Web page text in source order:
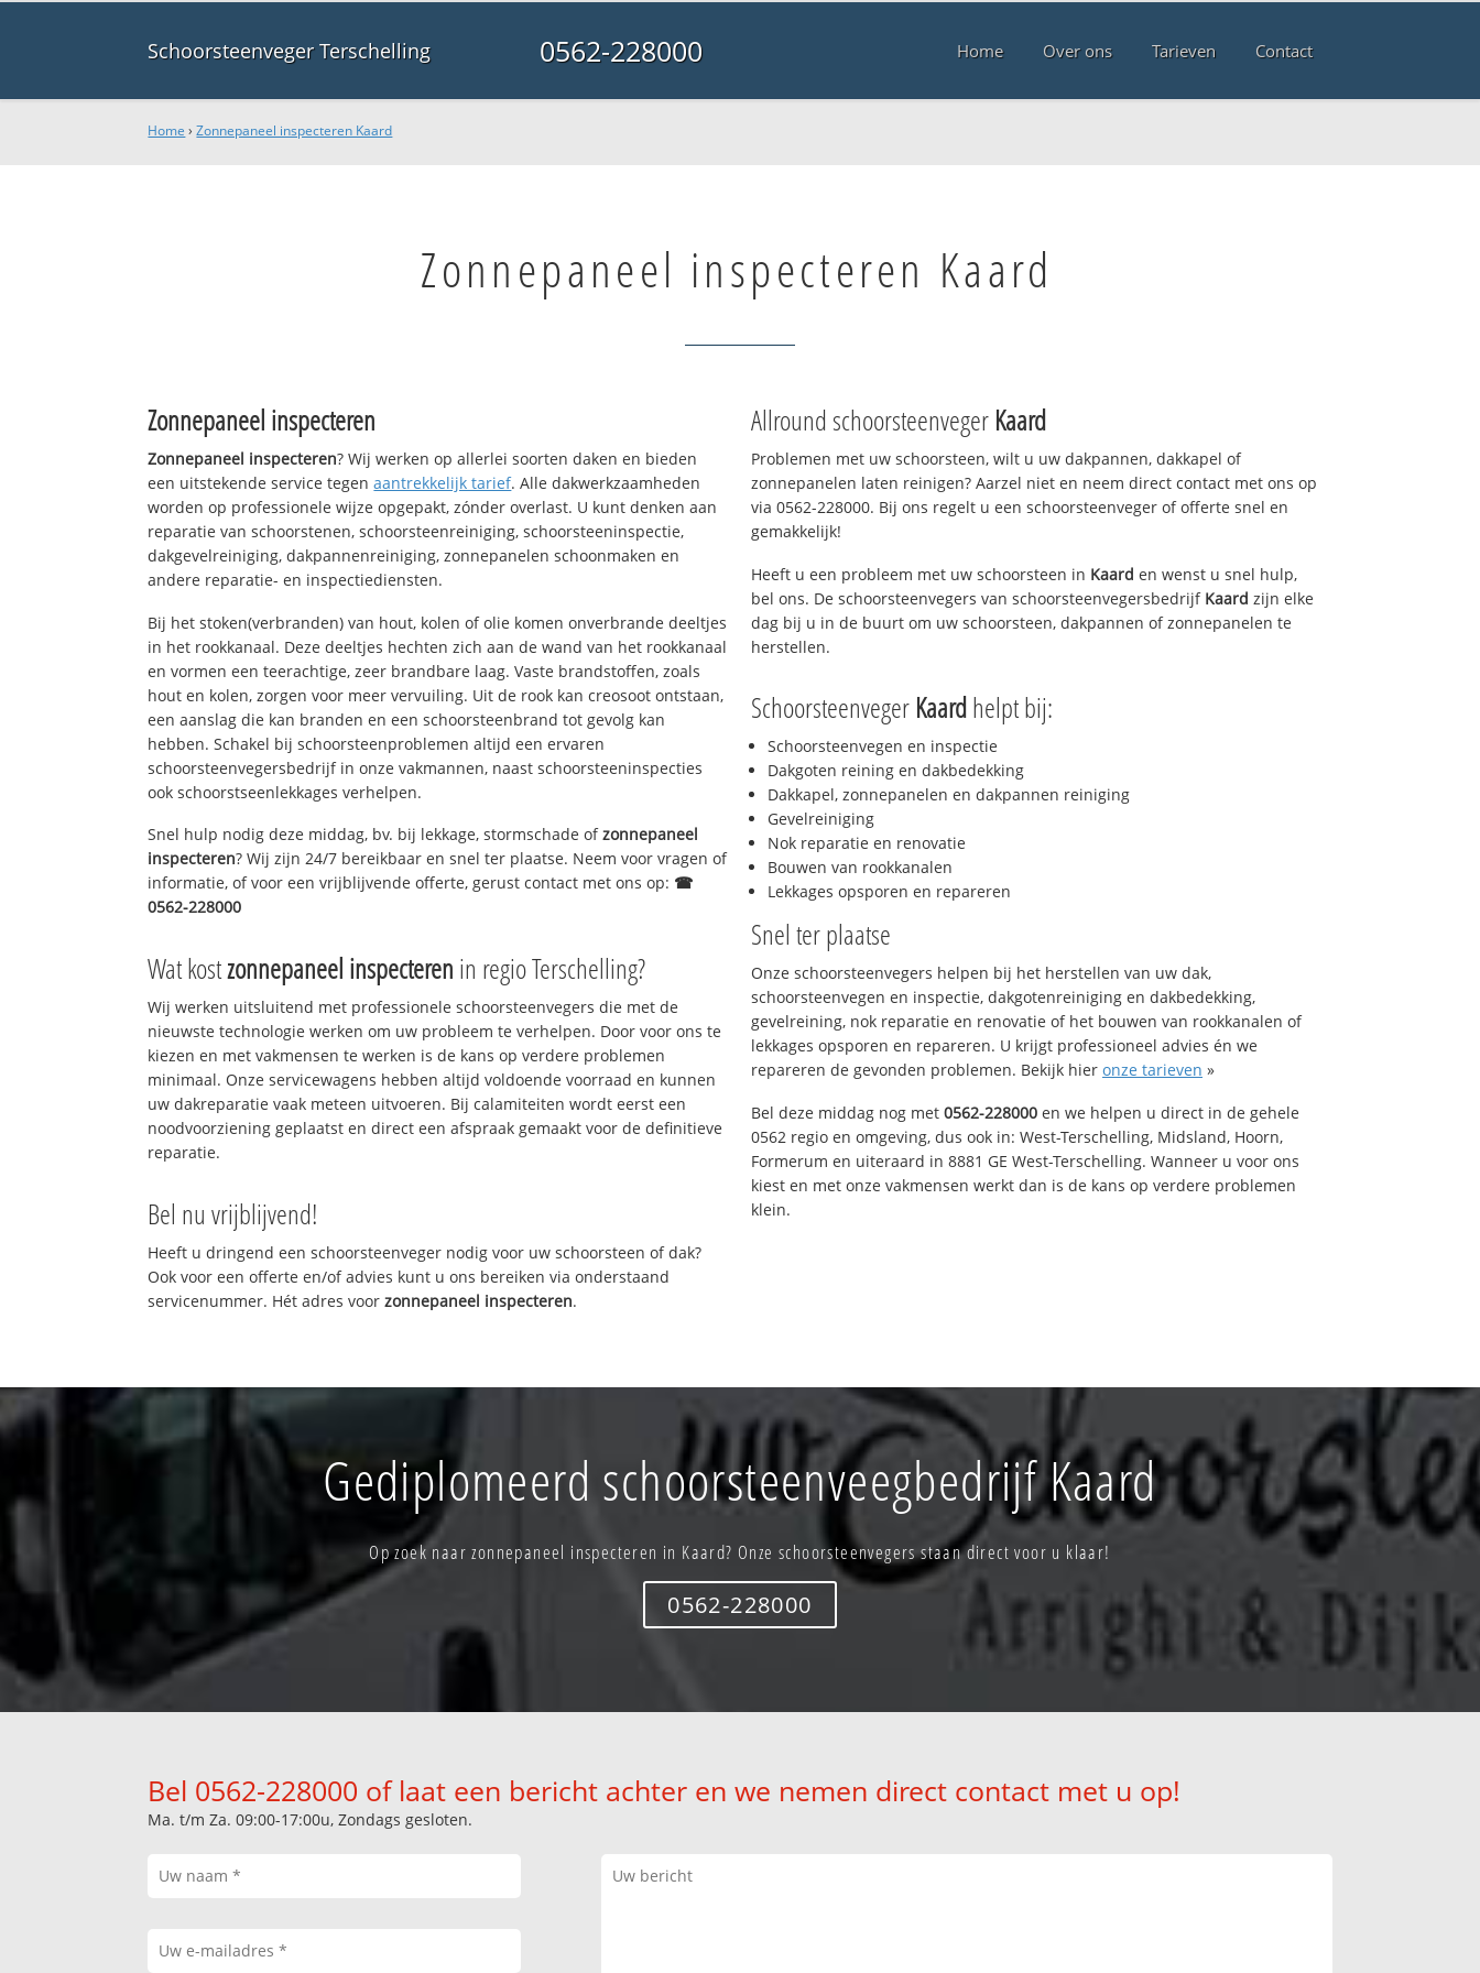
Schoorsteenveger Terschelling 0562-228000 Home Over ons Tarieven Contact
Home ›Zonnepaneel inspecteren Kaard
Zonnepaneel inspecteren Kaard
Zonnepaneel inspecteren
Zonnepaneel inspecteren? Wij werken op allerlei soorten daken en bieden
een uitstekende service tegenaantrekkelijk tarief. Alle dakwerkzaamheden
worden op professionele wijze opgepakt, zónder overlast. U kunt denken aan
reparatie van schoorstenen, schoorsteenreiniging, schoorsteeninspectie,
dakgevelreiniging, dakpannenreiniging, zonnepanelen schoonmaken en
andere reparatie- en inspectiediensten.
Bij het stoken(verbranden) van hout, kolen of olie komen onverbrande deeltjes
in het rookkanaal. Deze deeltjes hechten zich aan de wand van het rookkanaal
en vormen een teerachtige, zeer brandbare laag. Vaste brandstoffen, zoals
hout en kolen, zorgen voor meer vervuiling. Uit de rook kan creosoot ontstaan,
een aanslag die kan branden en een schoorsteenbrand tot gevolg kan
hebben. Schakel bij schoorsteenproblemen altijd een ervaren
schoorsteenvegersbedrijf in onze vakmannen, naast schoorsteeninspecties
ook schoorstseenlekkages verhelpen.
Snel hulp nodig deze middag, bv. bij lekkage, stormschade ofzonnepaneel
inspecteren? Wij zijn 24/7 bereikbaar en snel ter plaatse. Neem voor vragen of
informatie, of voor een vrijblijvende offerte, gerust contact met ons op: ☎
0562-228000
Wat kostzonnepaneel inspecteren in regio Terschelling?
Wij werken uitsluitend met professionele schoorsteenvegers die met de
nieuwste technologie werken om uw probleem te verhelpen. Door voor ons te
kiezen en met vakmensen te werken is de kans op verdere problemen
minimaal. Onze servicewagens hebben altijd voldoende voorraad en kunnen
uw dakreparatie vaak meteen uitvoeren. Bij calamiteiten wordt eerst een
noodvoorziening geplaatst en direct een afspraak gemaakt voor de definitieve
reparatie.
Bel nu vrijblijvend!
Heeft u dringend een schoorsteenveger nodig voor uw schoorsteen of dak?
Ook voor een offerte en/of advies kunt u ons bereiken via onderstaand
servicenummer. Hét adres voorzonnepaneel inspecteren.
Allround schoorsteenveger Kaard
Problemen met uw schoorsteen, wilt u uw dakpannen, dakkapel of
zonnepanelen laten reinigen? Aarzel niet en neem direct contact met ons op
via 0562-228000. Bij ons regelt u een schoorsteenveger of offerte snel en
gemakkelijk!
Heeft u een probleem met uw schoorsteen in Kaard en wenst u snel hulp,
bel ons. De schoorsteenvegers van schoorsteenvegersbedrijf Kaard zijn elke
dag bij u in de buurt om uw schoorsteen, dakpannen of zonnepanelen te
herstellen.
Schoorsteenveger Kaardhelpt bij:
Schoorsteenvegen en inspectie
Dakgoten reining en dakbedekking
Dakkapel, zonnepanelen en dakpannen reiniging
Gevelreiniging
Nok reparatie en renovatie
Bouwen van rookkanalen
Lekkages opsporen en repareren
Snel ter plaatse
Onze schoorsteenvegers helpen bij het herstellen van uw dak,
schoorsteenvegen en inspectie, dakgotenreiniging en dakbedekking,
gevelreining, nok reparatie en renovatie of het bouwen van rookkanalen of
lekkages opsporen en repareren. U krijgt professioneel advies én we
repareren de gevonden problemen. Bekijk hier onze tarieven »
Bel deze middag nog met 0562-228000 en we helpen u direct in de gehele
0562 regio en omgeving, dus ook in: West-Terschelling, Midsland, Hoorn,
Formerum en uiteraard in 8881 GE West-Terschelling. Wanneer u voor ons
kiest en met onze vakmensen werkt dan is de kans op verdere problemen
klein.
Gediplomeerd schoorsteenveegbedrijf Kaard
Op zoek naar zonnepaneel inspecteren in Kaard? Onze schoorsteenvegers staan direct voor u klaar!
0562-228000
Bel 0562-228000 of laat een bericht achter en we nemen direct contact met u op!
Ma. t/m Za. 09:00-17:00u, Zondags gesloten.